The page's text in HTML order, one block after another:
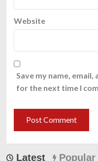
Website
Save my name,
for the next time I
Latest Popular